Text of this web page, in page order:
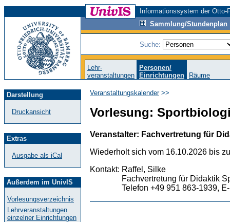
Informationssystem der
Sammlung/Stundenplan
Suche:
Lehr-
veranstaltungen
Personen/
Einrichtungen
Räume
Darstellung
Druckansicht
Extras
Ausgabe als iCal
Außerdem im UnivIS
Vorlesungsverzeichnis
Lehrveranstaltungen
einzelner Einrichtungen
Veranstaltungskalender>>
Vorlesung:
Veranstalter: Fachvertretung für
Wiederholt sich vom 16.10.2026 bis
Kontakt: Raffel, Silke
Fachvertretung für Didaktik
Telefon +49 951 863-1939,